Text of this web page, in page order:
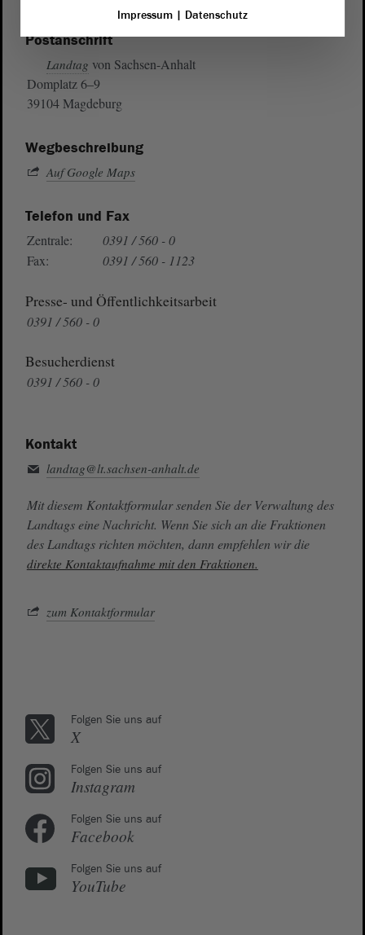
Postanschrift
Landtag von Sachsen-Anhalt
Domplatz 6–9
39104 Magdeburg
Wegbeschreibung
Auf Google Maps
Telefon und Fax
Zentrale:
0391 / 560 - 0
Fax:
0391 / 560 - 1123
Presse- und Öffentlichkeitsarbeit
0391 / 560 - 0
Besucherdienst
0391 / 560 - 0
Kontakt
landtag@lt.sachsen-anhalt.de
Mit diesem Kontaktformular senden Sie der Verwaltung des
Landtags eine Nachricht. Wenn Sie sich an die Fraktionen
des Landtags richten möchten, dann empfehlen wir die
direkte Kontaktaufnahme mit den Fraktionen.
zum Kontaktformular
Folgen Sie uns auf
X
Folgen Sie uns auf
Instagram
Folgen Sie uns auf
Facebook
Folgen Sie uns auf
YouTube
Impressum| Datenschutz